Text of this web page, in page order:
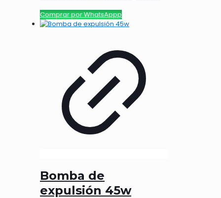
Comprar por WhatsAppp
Bomba de
expulsión 45w